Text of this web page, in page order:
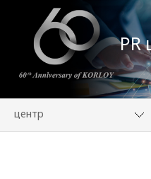
PR
центр